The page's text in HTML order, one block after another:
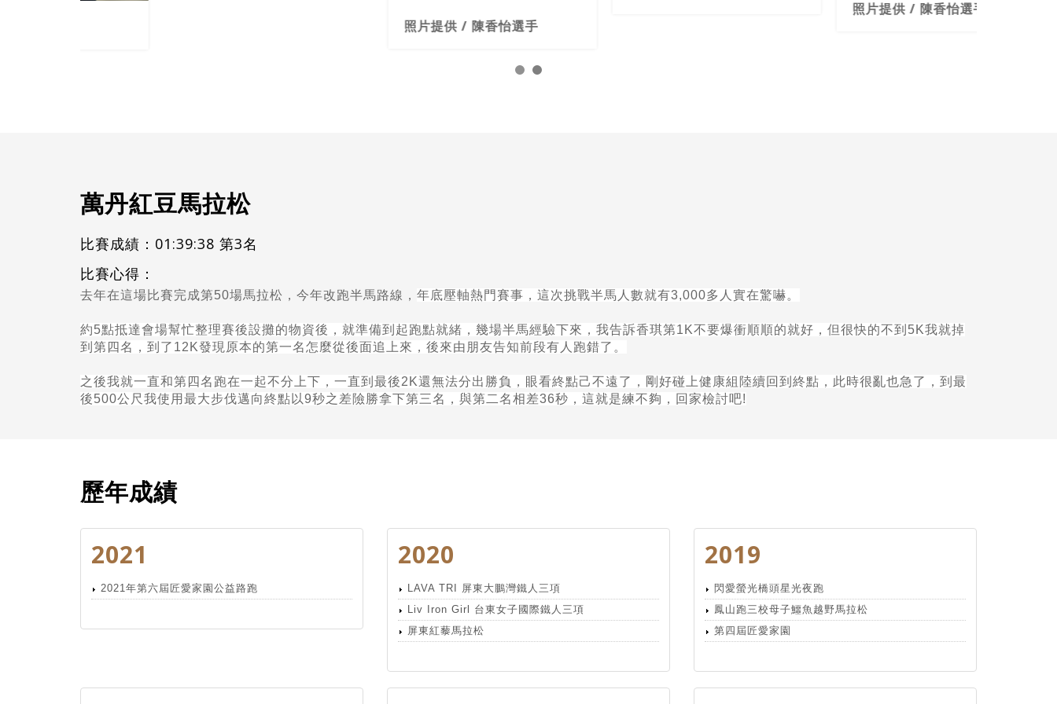
萬丹紅豆馬拉松
比賽成績：01:39:38 第3名
比賽心得：
去年在這場比賽完成第50場馬拉松，今年改跑半馬路線， 年底壓軸熱門賽事，這次挑戰半馬人數就有3,000多人實在驚嚇。
約5點抵達會場幫忙整理賽後設攤的物資後，就準備到起跑點就緒，幾場半馬經驗下來，我告訴香琪第1K不要爆衝順順的就好，但很快的不到 5K我就掉
到第四名，到了 12K發現原本的第一名怎麼從後面追上來，後來由朋友告知前段有人跑錯了。
之後我就一直和第四名跑在一起不分上下，一直到最後2K還無法分出勝負，眼看終點己不遠了，剛好碰上健康組陸續回到終點，此時很亂也急了，到最
後500公尺我使用最大步伐邁向終點以9秒之差險勝拿下第三名，與第二名相差36秒，這就是練不夠，回家檢討吧!
歷年成績
2021
2021年第六屆匠愛家園公益路跑
2020
LAVA TRI 屏東大鵬灣鐵人三項
Liv Iron Girl 台東女子國際鐵人三項
屏東紅藜馬拉松
2019
閃愛螢光橋頭星光夜跑
鳳山跑三校母子鱷魚越野馬拉松
第四屆匠愛家園